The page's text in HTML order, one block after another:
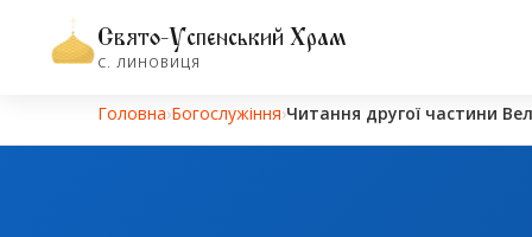
Свято-Успенський Храм
С. ЛИНОВИЦЯ
Головна›Богослужіння›Читання другої частини